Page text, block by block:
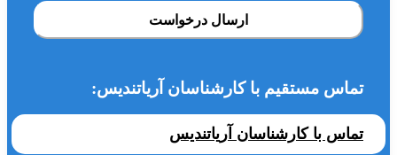
ارسال درخواست
تماس مستقیم با کارشناسان آریاتندیس:
تماس با کارشناسان آریاتندیس